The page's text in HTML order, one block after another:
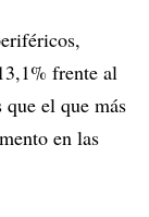
frente al
el que más
en las